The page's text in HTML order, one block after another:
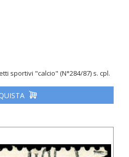
sportivi "calcio" (N°284/87) s. cpl.